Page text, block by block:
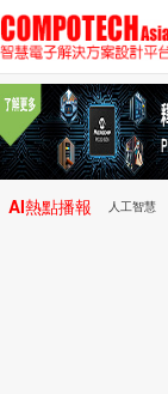
AI熱點播報 人工智慧